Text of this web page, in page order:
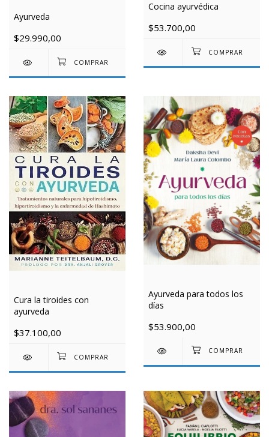
Ayurveda
$29.990,00
Cocina ayurvédica
$53.700,00
Cura la tiroides con
ayurveda
$37.100,00
Ayurveda para todos los
días
$53.900,00